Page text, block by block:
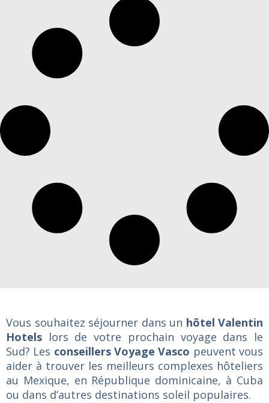
Vous souhaitez séjourner dans un hôtel Valentin
Hotels lors de votre prochain voyage dans le
Sud? Les conseillers Voyage Vasco peuvent vous
aider à trouver les meilleurs complexes hôteliers
au Mexique, en République dominicaine, à Cuba
ou dans d’autres destinations soleil populaires.